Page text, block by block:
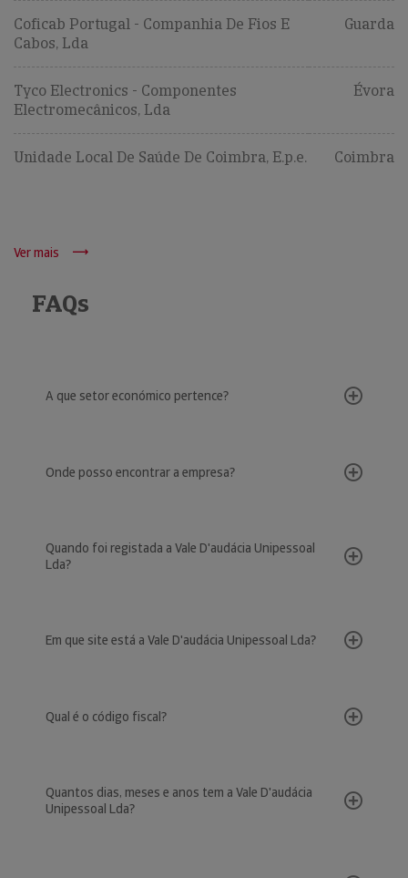
Coficab Portugal - Companhia De Fios E
Cabos, Lda
Guarda
Tyco Electronics - Componentes
Electromecânicos, Lda
Évora
Unidade Local De Saúde De Coimbra, E.p.e. Coimbra
Ver mais
FAQs
A que setor económico pertence?
Onde posso encontrar a empresa?
Quando foi registada a Vale D'audácia Unipessoal
Lda?
Em que site está a Vale D'audácia Unipessoal Lda?
Qual é o código fiscal?
Quantos dias, meses e anos tem a Vale D'audácia
Unipessoal Lda?